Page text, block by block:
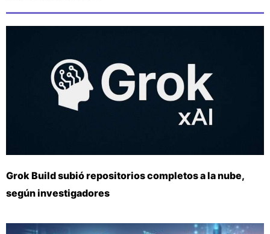
Grok Build subió repositorios completos a la nube,
según investigadores